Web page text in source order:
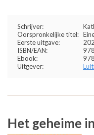
Schrijver:
Oorspronkelijke titel:
Eerste uitgave:
ISBN/EAN:
Ebook:
Uitgever:
Het geheime